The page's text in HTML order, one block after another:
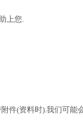
上您.
件(资料时).我们可能